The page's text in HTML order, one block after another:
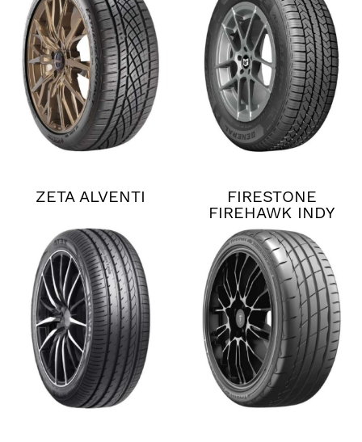
ZETA ALVENTI
FIRESTONE
FIREHAWK INDY
500 V2